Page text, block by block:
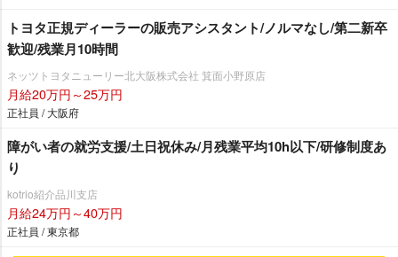
トヨタ正規ディーラーの販売アシスタント/ノルマなし/第二新卒
歓迎/残業月10時間
ネッツトヨタニューリー北大阪株式会社 箕面小野原店
月給20万円～25万円
正社員 / 大阪府
障がい者の就労支援/土日祝休み/月残業平均10h以下/研修制度あ
り
kotrio紹介品川支店
月給24万円～40万円
正社員 / 東京都